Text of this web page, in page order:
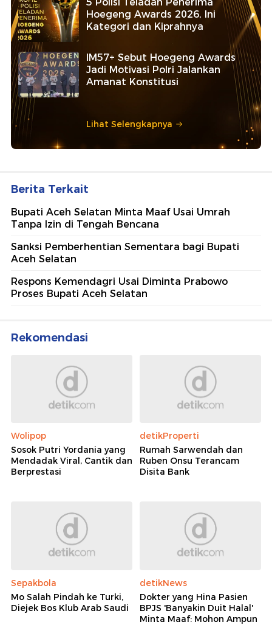
Hoegeng Awards 2026, Ini
Kategori dan Kiprahnya
IM57+ Sebut Hoegeng Awards
Jadi Motivasi Polri Jalankan
Amanat Konstitusi
Lihat Selengkapnya
Berita Terkait
Bupati Aceh Selatan Minta Maaf Usai Umrah
Tanpa Izin di Tengah Bencana
Sanksi Pemberhentian Sementara bagi Bupati
Aceh Selatan
Respons Kemendagri Usai Diminta Prabowo
Proses Bupati Aceh Selatan
Rekomendasi
Wolipop
Sosok Putri Yordania yang
Mendadak Viral, Cantik dan
Berprestasi
detikProperti
Rumah Sarwendah dan
Ruben Onsu Terancam
Disita Bank
Sepakbola
Mo Salah Pindah ke Turki,
Diejek Bos Klub Arab Saudi
detikNews
Dokter yang Hina Pasien
BPJS 'Banyakin Duit Halal'
Minta Maaf: Mohon Ampun